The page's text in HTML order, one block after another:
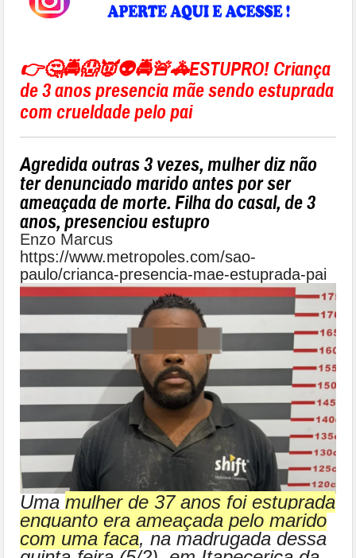
👉🤔🚔😱👿👽🚔🚨🚓ESTUPRO! Criança
de 3 anos presencia mãe sendo estuprada
com crueldade pelo pai
Agredida outras 3 vezes, mulher diz não
ter denunciado marido antes por ser
ameaçada de morte. Filha do casal, de 3
anos, presenciou estupro
Enzo Marcus
https://www.metropoles.com/sao-
paulo/crianca-presencia-mae-estuprada-pai
Umamulher de 37 anos foi estuprada
enquanto era ameaçada pelo marido
com uma faca, na madrugada dessa